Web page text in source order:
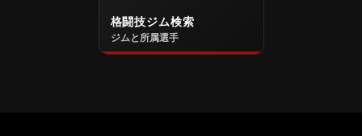
格闘技ジム検索
ジムと所属選手